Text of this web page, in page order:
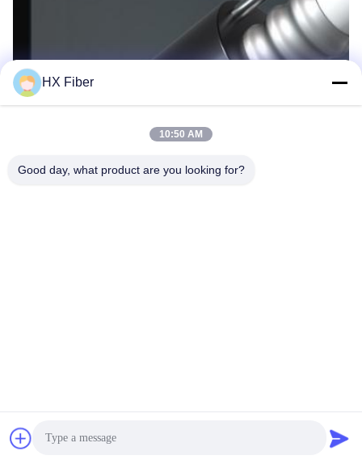
Структура оптического кабеля GYXTW заключается в том,
чтобы вставить одномодное или многомодное оптическое
HX Fiber
10:50 AM
Good day, what product are you looking for?